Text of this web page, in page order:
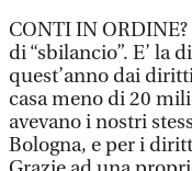
CONTI IN
di “sbilancio”. E’ la
quest’anno dai
casa meno di 20
avevano i nostri
Bologna, e per i